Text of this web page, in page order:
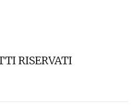
RISERVATI